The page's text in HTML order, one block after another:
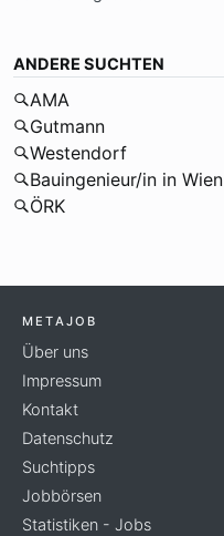
ANDERE SUCHTEN
AMA
Gutmann
Westendorf
Bauingenieur/in in Wien
ÖRK
METAJOB
Über uns
Impressum
Kontakt
Datenschutz
Suchtipps
Jobbörsen
Statistiken - Jobs